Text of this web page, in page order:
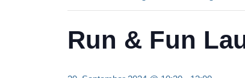
Run & Fun